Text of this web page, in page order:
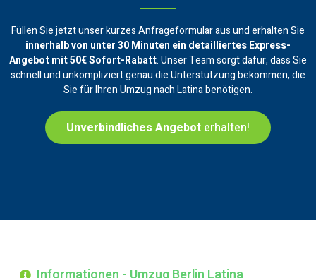
Füllen Sie jetzt unser kurzes Anfrageformular aus und erhalten Sie
innerhalb von unter 30 Minuten ein detailliertes Express-
Angebot mit 50€ Sofort-Rabatt. Unser Team sorgt dafür, dass Sie
schnell und unkompliziert genau die Unterstützung bekommen, die
Sie für Ihren Umzug nach Latina benötigen.
Unverbindliches Angebot erhalten!